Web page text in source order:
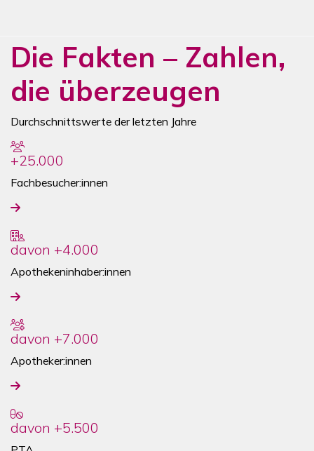
Die Fakten – Zahlen,
die überzeugen
Durchschnittswerte der letzten Jahre
+25.000
Fachbesucher:innen
davon +4.000
Apothekeninhaber:innen
davon +7.000
Apotheker:innen
davon +5.500